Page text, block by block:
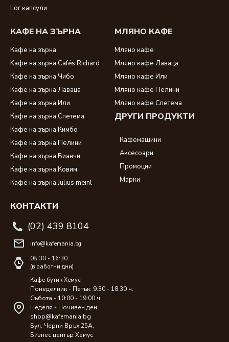
Lor капсули
КАФЕ НА ЗЪРНА
Кафе на зърна
Kафе на зърна Cafés Richard
Кафе на зърна Чибо
Кафе на зърна Лаваца
Кафе на зърна Или
Кафе на зърна Спетема
Кафе на зърна Кимбо
Кафе на зърна Пелини
Кафе на зърна Бианчи
Кафе на зърна Ковим
Кафе на зърна Julius meinl
МЛЯНО КАФЕ
Мляно кафе
Мляно кафе Лаваца
Мляно кафе Или
Мляно кафе Пелини
Мляно кафе Спетема
ДРУГИ ПРОДУКТИ
Кафемашини
Аксесоари
Промоции
Марки
КОНТАКТИ
(02) 439 8104
info@kafemania.bg
08:30 - 16:30
(в работни дни)
Кафе бутик Хемус
Понеделник - Петък: 9:30 - 18:30 ч.
Събота - 10:00 - 19:00 ч.
Неделя - Почивен ден
shop@kafemania.bg
Бул. Черни Връх 25A,
Бизнес център Хемус